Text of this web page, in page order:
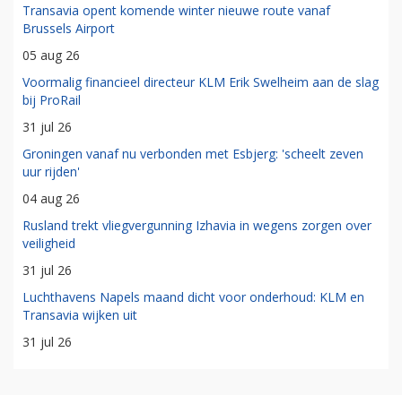
Transavia opent komende winter nieuwe route vanaf
Brussels Airport
05 aug 26
Voormalig financieel directeur KLM Erik Swelheim aan de slag
bij ProRail
31 jul 26
Groningen vanaf nu verbonden met Esbjerg: 'scheelt zeven
uur rijden'
04 aug 26
Rusland trekt vliegvergunning Izhavia in wegens zorgen over
veiligheid
31 jul 26
Luchthavens Napels maand dicht voor onderhoud: KLM en
Transavia wijken uit
31 jul 26